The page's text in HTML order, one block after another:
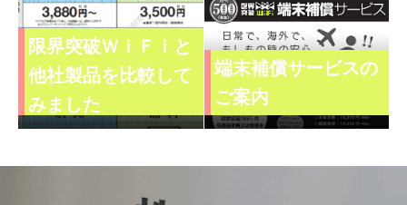
限界突破ＷｉＦｉと
他社製品を比較して
みました
端末補償サービスの
ご案内